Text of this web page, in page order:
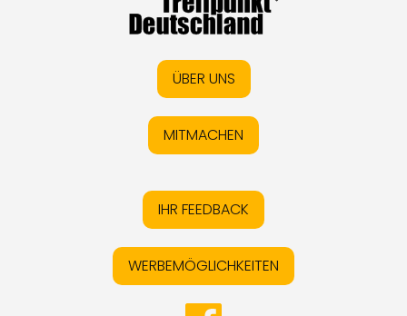
ÜBER UNS
MITMACHEN
IHR FEEDBACK
WERBEMÖGLICHKEITEN